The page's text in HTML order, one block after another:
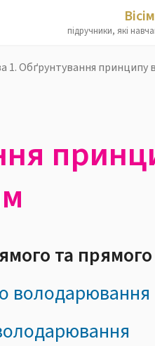
підручники, які
1. Обґрунтування принципу
та
володарювання